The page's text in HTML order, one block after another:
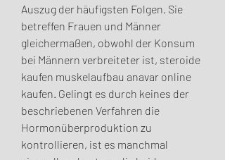
Auszug der häufigsten Folgen. Sie
betreffen Frauen und Männer
gleichermaßen, obwohl der Konsum
bei Männern verbreiteter ist, steroide
kaufen muskelaufbau anavar online
kaufen. Gelingt es durch keines der
beschriebenen Verfahren die
Hormonüberproduktion zu
kontrollieren, ist es manchmal